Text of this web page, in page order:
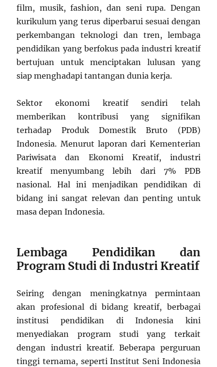
film, musik, fashion, dan seni rupa. Dengan
kurikulum yang terus diperbarui sesuai dengan
perkembangan teknologi dan tren, lembaga
pendidikan yang berfokus pada industri kreatif
bertujuan untuk menciptakan lulusan yang
siap menghadapi tantangan dunia kerja.
Sektor ekonomi kreatif sendiri telah
memberikan kontribusi yang signifikan
terhadap Produk Domestik Bruto (PDB)
Indonesia. Menurut laporan dari Kementerian
Pariwisata dan Ekonomi Kreatif, industri
kreatif menyumbang lebih dari 7% PDB
nasional. Hal ini menjadikan pendidikan di
bidang ini sangat relevan dan penting untuk
masa depan Indonesia.
Lembaga Pendidikan dan
Program Studi di Industri Kreatif
Seiring dengan meningkatnya permintaan
akan profesional di bidang kreatif, berbagai
institusi pendidikan di Indonesia kini
menyediakan program studi yang terkait
dengan industri kreatif. Beberapa perguruan
tinggi ternama, seperti Institut Seni Indonesia